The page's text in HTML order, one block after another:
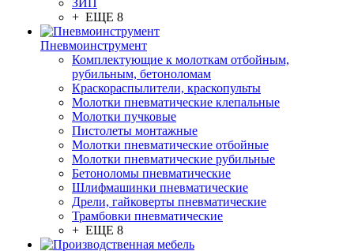
ЗИП
+ ЕЩЕ 8
Пневмоинструмент
Комплектующие к молоткам отбойным,
рубильным, бетоноломам
Краскораспылители, краскопульты
Молотки пневматические клепальные
Молотки пучковые
Пистолеты монтажные
Молотки пневматические отбойные
Молотки пневматические рубильные
Бетоноломы пневматические
Шлифмашинки пневматические
Дрели, гайковерты пневматические
Трамбовки пневматические
+ ЕЩЕ 8